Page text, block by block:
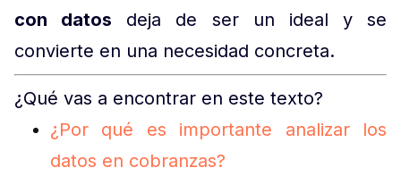
con datos deja de ser un ideal y se
convierte en una necesidad concreta.
¿Qué vas a encontrar en este texto?
¿Por qué es importante analizar los
datos en cobranzas?